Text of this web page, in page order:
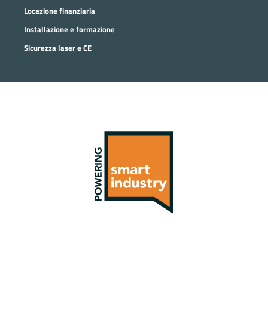
Locazione finanziaria
Installazione e formazione
Sicurezza laser e CE